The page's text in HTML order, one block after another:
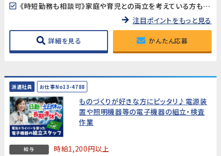
《時短勤務も相談可》家庭や育児との両立を考えている方も歓迎。時短勤務のご相談に対応しています。家庭都合での休みも取りやすい職場です。
注目ポイントをもっと見る
詳細を見る かんたん応募
派遣社員 お仕事No13-4788
ものづくりが好きな方にピッタリ♪電源装
置や照明機器等の電子機器の組立・検査
作業
給与 時給1,200円以上